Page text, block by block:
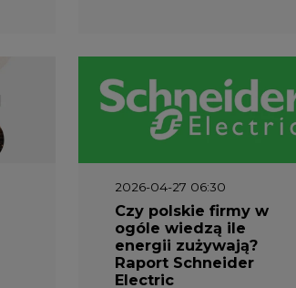
2026-04-27 06:30
Czy polskie firmy w
ogóle wiedzą ile
energii zużywają?
Raport Schneider
Electric